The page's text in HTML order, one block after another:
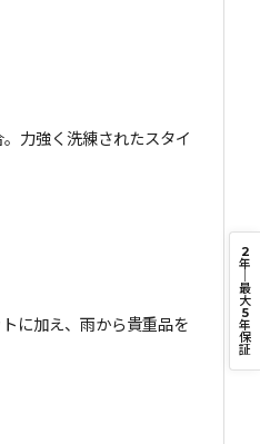
力強く洗練されたスタイ
に加え、雨から貴重品を
2
年
最
大
5
年
保
証